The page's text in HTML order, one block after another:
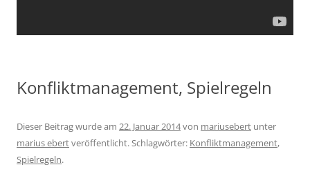
Konfliktmanagement, Spielregeln
Dieser Beitrag wurde am 22. Januar 2014von mariusebert unter
marius ebertveröffentlicht. Schlagwörter: Konfliktmanagement,
Spielregeln.